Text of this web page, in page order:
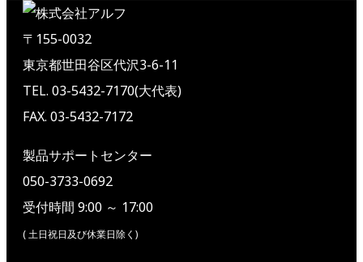
〒155-0032
東京都世田谷区代沢3-6-11
TEL. 03-5432-7170(大代表)
FAX. 03-5432-7172
製品サポートセンター
050-3733-0692
受付時間 9:00 ～ 17:00
( 土日祝日及び休業日除く)